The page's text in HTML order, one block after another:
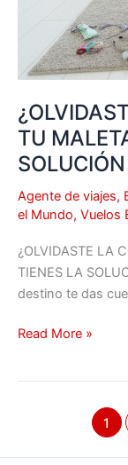
TU
SOLUCIÓN
Agente de viajes,
el Mundo, Vuelos
¿OLVIDASTE LA
TIENES LA
destino te das
SOLUCIÓN
Read More »
1